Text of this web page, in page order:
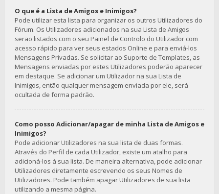
O que é a Lista de Amigos e Inimigos?
Pode utilizar esta lista para organizar os outros Utilizadores do
Fórum. Os Utilizadores adicionados na sua Lista de Amigos
serão listados com o seu Painel de Controlo do Utilizador com
acesso rápido para ver seus estados Online e para enviá-los
Mensagens Privadas. Se solicitar ao Suporte de Templates, as
Mensagens enviadas por estes Utilizadores poderão aparecer
em destaque. Se adicionar um Utilizador na sua Lista de
Inimigos, então qualquer mensagem enviada por ele, será
ocultada de forma padrão.
Como posso Adicionar/apagar de minha Lista de Amigos e
Inimigos?
Pode adicionar Utilizadores na sua lista de duas formas.
Através do Perfil de cada Utilizador, existe um atalho para
adicioná-los à sua lista. De maneira alternativa, pode adicionar
Utilizadores diretamente escrevendo os seus Nomes de
Utilizadores. Pode também apagar Utilizadores de sua lista
utilizando a mesma página.